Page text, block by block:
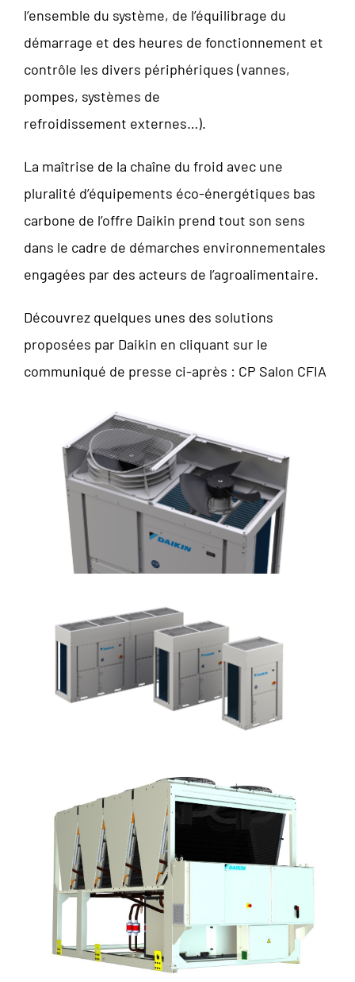
l’ensemble du système, de l’équilibrage du
démarrage et des heures de fonctionnement et
contrôle les divers périphériques (vannes,
pompes, systèmes de
refroidissement externes…).
La maîtrise de la chaîne du froid avec une
pluralité d’équipements éco-énergétiques bas
carbone de l’offre Daikin prend tout son sens
dans le cadre de démarches environnementales
engagées par des acteurs de l’agroalimentaire.
Découvrez quelques unes des solutions
proposées par Daikin en cliquant sur le
communiqué de presse ci-après : CP Salon CFIA